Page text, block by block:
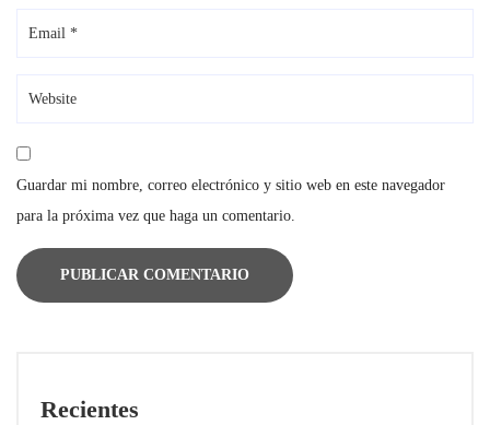
Recientes
Guardar mi nombre, correo electrónico y sitio web en este navegador
para la próxima vez que haga un comentario.